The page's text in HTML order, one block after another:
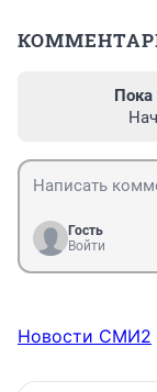
Пока
Гость
Войти
Новости СМИ2